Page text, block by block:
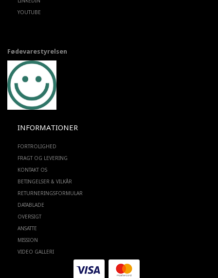
YOUTUBE
Fødevarestyrelsen
INFORMATIONER
FORTROLIGHED
FRAGT OG LEVERING
KONTAKT OS
BETINGELSER & VILKÅR
RETURNERINGSFORMULAR
DATABLADE
OVERSIGT
ANSATTE
MISSION
VIDEO GALLERI